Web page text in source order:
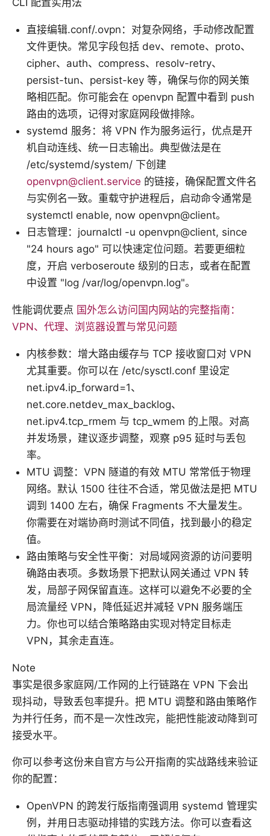
CLI 配置实用法
直接编辑.conf/.ovpn：对复杂网络，手动修改配置
文件更快。常见字段包括 dev、remote、proto、
cipher、auth、compress、resolv-retry、
persist-tun、persist-key 等，确保与你的网关策
略相匹配。你可能会在 openvpn 配置中看到 push
路由的选项，记得对家庭网段做排除。
systemd 服务：将 VPN 作为服务运行，优点是开
机自动连线、统一日志输出。典型做法是在
/etc/systemd/system/ 下创建
openvpn@client.service 的链接，确保配置文件名
与实例名一致。重载守护进程后，启动命令通常是
systemctl enable, now openvpn@client。
日志管理：journalctl -u openvpn@client, since
"24 hours ago" 可以快速定位问题。若要更细粒
度，开启 verboseroute 级别的日志，或者在配置
中设置 "log /var/log/openvpn.log"。
性能调优要点 国外怎么访问国内网站的完整指南：
VPN、代理、浏览器设置与常见问题
内核参数：增大路由缓存与 TCP 接收窗口对 VPN
尤其重要。你可以在 /etc/sysctl.conf 里设定
net.ipv4.ip_forward=1、
net.core.netdev_max_backlog、
net.ipv4.tcp_rmem 与 tcp_wmem 的上限。对高
并发场景，建议逐步调整，观察 p95 延时与丢包
率。
MTU 调整：VPN 隧道的有效 MTU 常常低于物理
网络。默认 1500 往往不合适，常见做法是把 MTU
调到 1400 左右，确保 Fragments 不大量发生。
你需要在对端协商时测试不同值，找到最小的稳定
值。
路由策略与安全性平衡：对局域网资源的访问要明
确路由表项。多数场景下把默认网关通过 VPN 转
发，局部子网保留直连。这样可以避免不必要的全
局流量经 VPN，降低延迟并减轻 VPN 服务端压
力。你也可以结合策略路由实现对特定目标走
VPN，其余走直连。
Note
事实是很多家庭网/工作网的上行链路在 VPN 下会出
现抖动，导致丢包率提升。把 MTU 调整和路由策略作
为并行任务，而不是一次性改完，能把性能波动降到可
接受水平。
你可以参考这份来自官方与公开指南的实战路线来验证
你的配置：
OpenVPN 的跨发行版指南强调用 systemd 管理实
例，并用日志驱动排错的实践方法。你可以查看这